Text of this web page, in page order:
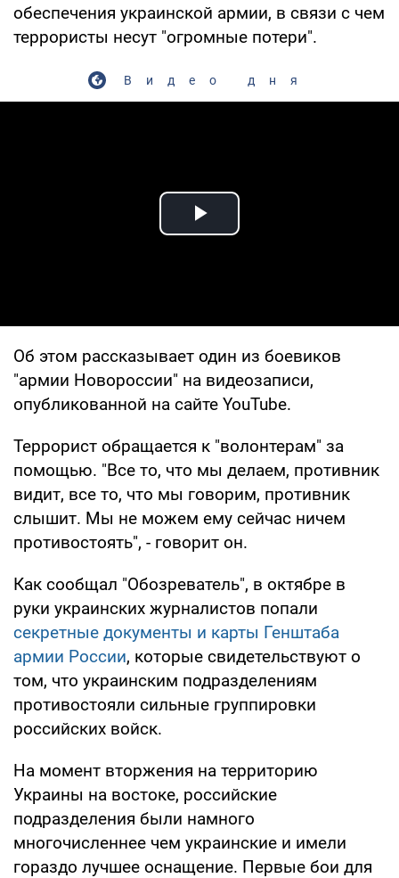
обеспечения украинской армии, в связи с чем
террористы несут "огромные потери".
Видео дня
Play Video
Об этом рассказывает один из боевиков
"армии Новороссии" на видеозаписи,
опубликованной на сайте YouTube.
Террорист обращается к "волонтерам" за
помощью. "Все то, что мы делаем, противник
видит, все то, что мы говорим, противник
слышит. Мы не можем ему сейчас ничем
противостоять", - говорит он.
Как сообщал "Обозреватель", в октябре в
руки украинских журналистов попали
секретные документы и карты Генштаба
армии России, которые свидетельствуют о
том, что украинским подразделениям
противостояли сильные группировки
российских войск.
На момент вторжения на территорию
Украины на востоке, российские
подразделения были намного
многочисленнее чем украинские и имели
гораздо лучшее оснащение. Первые бои для